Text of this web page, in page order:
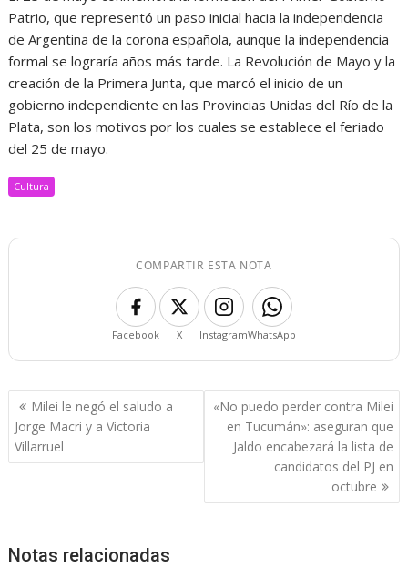
Patrio, que representó un paso inicial hacia la independencia
de Argentina de la corona española, aunque la independencia
formal se lograría años más tarde. La Revolución de Mayo y la
creación de la Primera Junta, que marcó el inicio de un
gobierno independiente en las Provincias Unidas del Río de la
Plata, son los motivos por los cuales se establece el feriado
del 25 de mayo.
Cultura
COMPARTIR ESTA NOTA
Facebook X InstagramWhatsApp
Navegación
de
entradas
Milei le negó el saludo a
Jorge Macri y a Victoria
Villarruel
«No puedo perder contra Milei
en Tucumán»: aseguran que
Jaldo encabezará la lista de
candidatos del PJ en
octubre
Notas relacionadas